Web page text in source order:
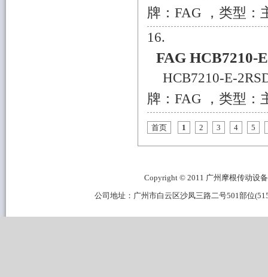
牌：FAG ，类型：
FAG HCB7210-
HCB7210-E-
牌：FAG ，类型：
首页 1 2 3 4 5
Copyright © 2011 广州摩根传动设
公司地址：广州市白云区沙凤三路二号501部位